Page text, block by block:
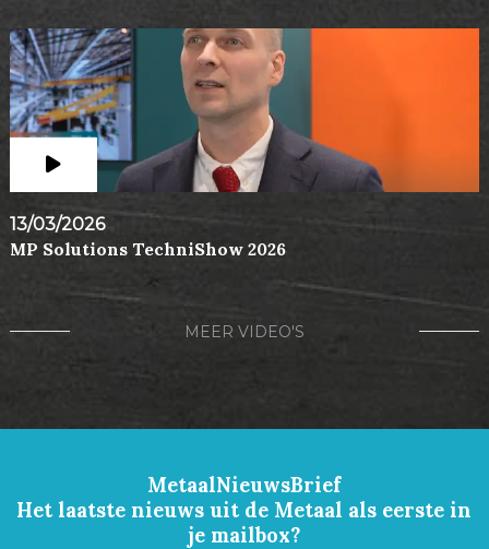
13/03/2026
MP Solutions TechniShow 2026
MEER VIDEO'S
MetaalNieuwsBrief
Het laatste nieuws uit de Metaal als eerste in
je mailbox?